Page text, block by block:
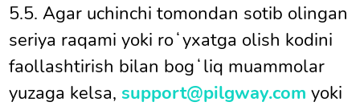
5.5. Agar uchinchi tomondan sotib olingan
seriya raqami yoki roʻyxatga olish kodini
faollashtirish bilan bogʻliq muammolar
yuzaga kelsa, support@pilgway.com yoki